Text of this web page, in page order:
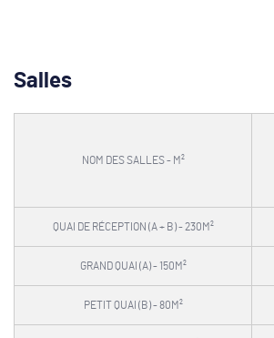
Salles
NOM DES SALLES - M²
QUAI DE RÉCEPTION (A + B) - 230M²
GRAND QUAI (A) - 150M²
PETIT QUAI (B) - 80M²